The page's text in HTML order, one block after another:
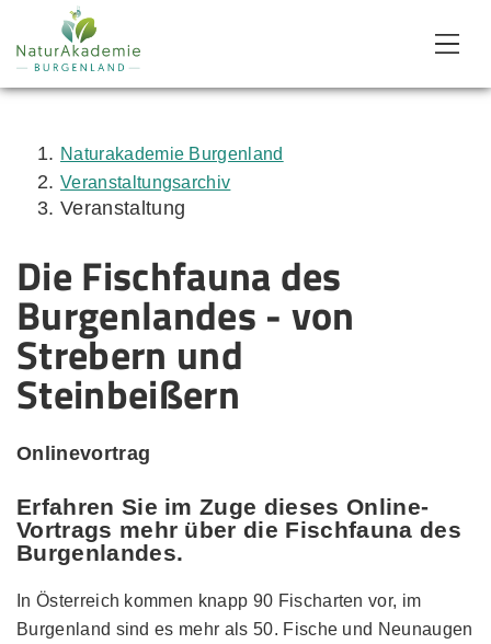
Zum Inhalt
Zum Menü
Zur Suche
Naturakademie Burgenland
Veranstaltungsarchiv
Veranstaltung
Die Fischfauna des
Burgenlandes - von
Strebern und
Steinbeißern
Onlinevortrag
Erfahren Sie im Zuge dieses Online-
Vortrags mehr über die Fischfauna des
Burgenlandes.
In Österreich kommen knapp 90 Fischarten vor, im
Burgenland sind es mehr als 50. Fische und Neunaugen